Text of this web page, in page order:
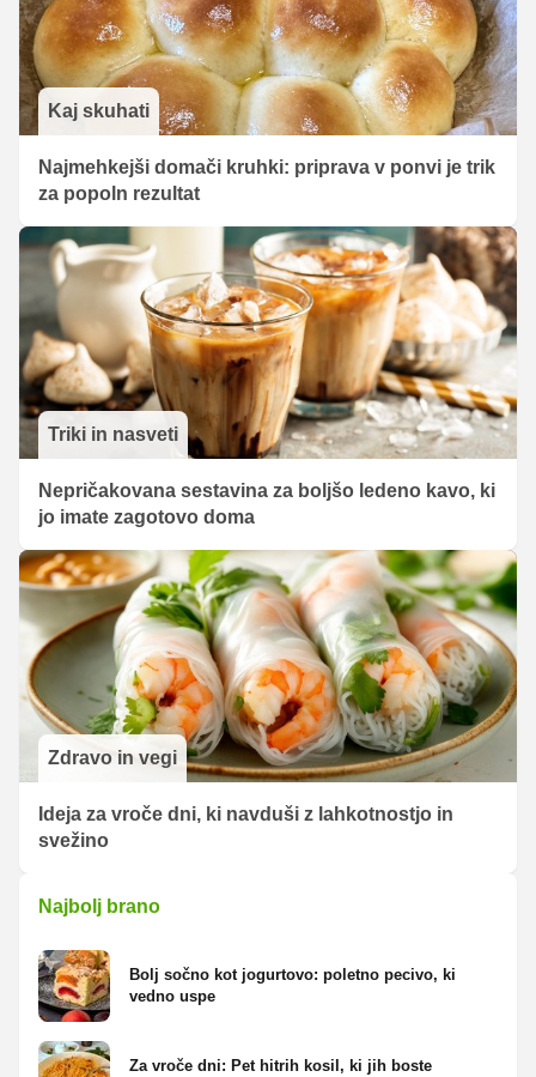
Kaj skuhati
Najmehkejši domači kruhki: priprava v ponvi je trik
za popoln rezultat
Triki in nasveti
Nepričakovana sestavina za boljšo ledeno kavo, ki
jo imate zagotovo doma
Zdravo in vegi
Ideja za vroče dni, ki navduši z lahkotnostjo in
svežino
Najbolj brano
Bolj sočno kot jogurtovo: poletno pecivo, ki
vedno uspe
Za vroče dni: Pet hitrih kosil, ki jih boste